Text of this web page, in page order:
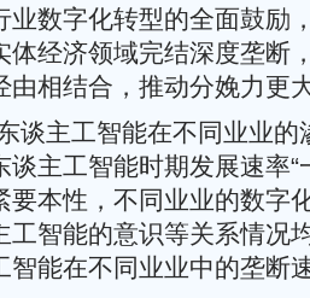
业数字化转型的全面鼓励
体经济领域完结深度垄断
由相结合，推动分娩力更
主工智能在不同业业的
谈主工智能时期发展速率“
要本性，不同业业的数字
工智能的意识等关系情况
智能在不同业业中的垄断